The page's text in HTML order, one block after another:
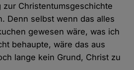
zur Christentumsgeschichte
Denn selbst wenn das alles
gewesen wäre, was ich
behaupte, wäre das aus
lange kein Grund, Christ zu